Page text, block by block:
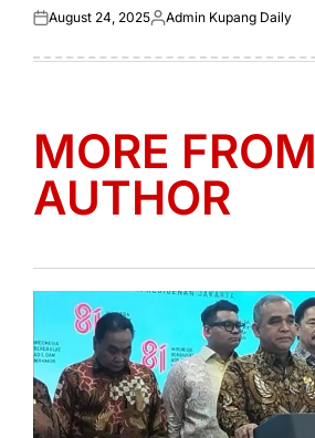
Posted
August 24, 2025Posted
Admin Kupang Daily
MORE FROM
AUTHOR